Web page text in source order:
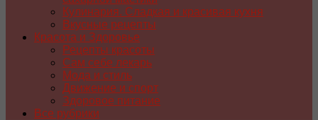
Кулинария. Сладкая и красивая кухня
Вкусные рецепты
Красота и Здоровье
Рецепты красоты
Сам себе лекарь
Мода и стиль
Движение и спорт
Здоровое питание
Все рубрики